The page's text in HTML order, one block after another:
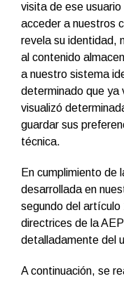
visita de ese
acceder a nuestros
revela su identidad,
al contenido
a nuestro sistema
determinado que ya
visualizó
guardar sus
técnica.
En cumplimiento de
desarrollada en
segundo del artículo
directrices de la
detalladamente del
A continuación, se